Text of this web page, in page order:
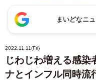
まいどなニ
2022.11.11(Fri)
じわじわ増える感
ナとインフル同時流